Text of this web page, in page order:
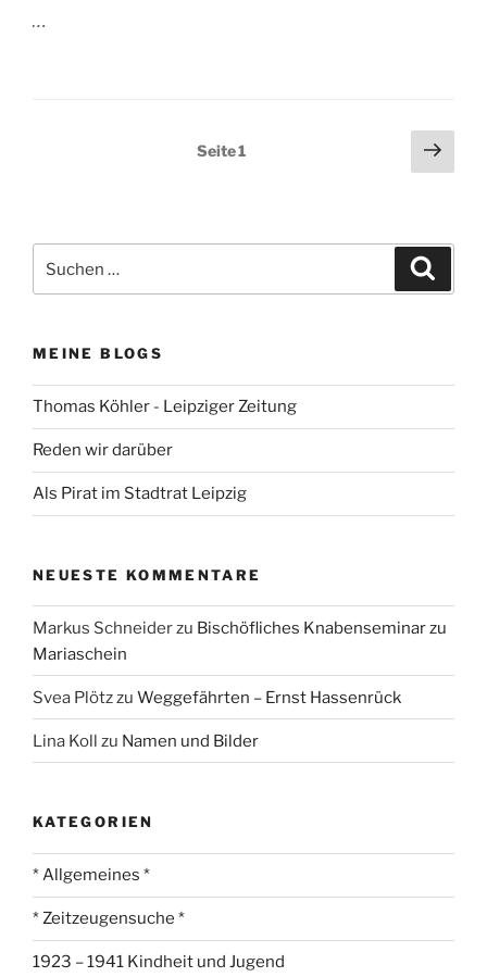
…
Seitennummerierung
Seite1
nach:
MEINE BLOGS
Thomas Köhler - Leipziger Zeitung
Reden wir darüber
Als Pirat im Stadtrat Leipzig
NEUESTE KOMMENTARE
Markus Schneiderzu Bischöfliches Knabenseminar zu
Mariaschein
Svea Plötzzu Weggefährten – Ernst Hassenrück
Lina Koll zu Namen und Bilder
KATEGORIEN
* Allgemeines *
* Zeitzeugensuche *
1923 – 1941 Kindheit und Jugend